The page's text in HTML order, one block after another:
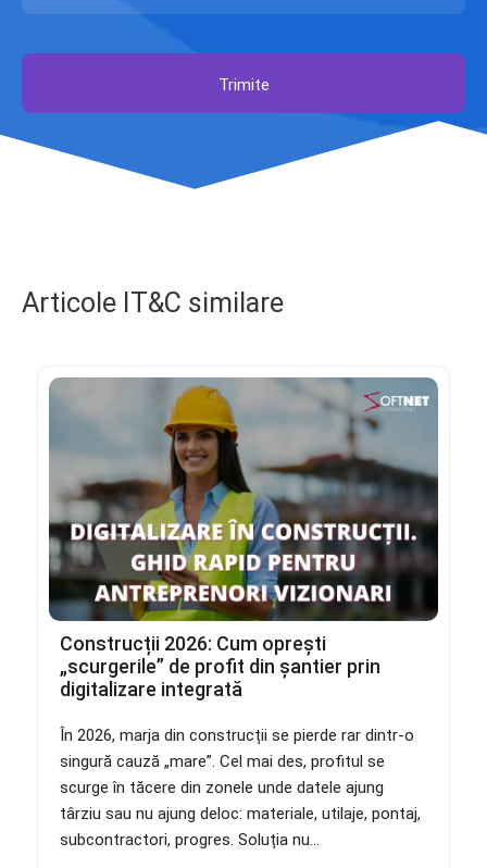
Trimite
Articole IT&C similare
Construcții 2026: Cum oprești
„scurgerile” de profit din șantier prin
digitalizare integrată
În 2026, marja din construcții se pierde rar dintr-o
singură cauză „mare”. Cel mai des, profitul se
scurge în tăcere din zonele unde datele ajung
târziu sau nu ajung deloc: materiale, utilaje, pontaj,
subcontractori, progres. Soluția nu...